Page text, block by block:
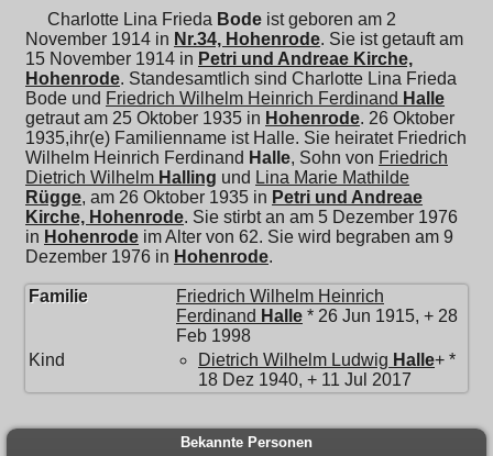
Charlotte Lina Frieda Bode ist geboren am 2
November 1914 in Nr.34, Hohenrode. Sie ist getauft am
15 November 1914 in Petri und Andreae Kirche,
Hohenrode. Standesamtlich sind Charlotte Lina Frieda
Bode und Friedrich Wilhelm Heinrich Ferdinand Halle
getraut am 25 Oktober 1935 in Hohenrode. 26 Oktober
1935,ihr(e) Familienname ist Halle. Sie heiratet Friedrich
Wilhelm Heinrich Ferdinand Halle, Sohn von Friedrich
Dietrich Wilhelm Halling und Lina Marie Mathilde
Rügge, am 26 Oktober 1935 in Petri und Andreae
Kirche, Hohenrode. Sie stirbt an am 5 Dezember 1976
in Hohenrode im Alter von 62. Sie wird begraben am 9
Dezember 1976 in Hohenrode.
Familie
Friedrich Wilhelm Heinrich
Ferdinand Halle * 26 Jun 1915, + 28
Feb 1998
Kind
Dietrich Wilhelm Ludwig Halle+ *
18 Dez 1940, + 11 Jul 2017
Bekannte Personen